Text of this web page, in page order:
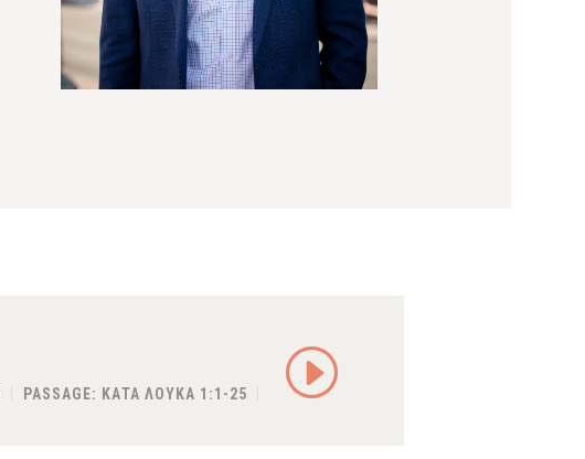
PASSAGE: ΚΑΤΑ ΛΟΥΚΑ 1:1-25